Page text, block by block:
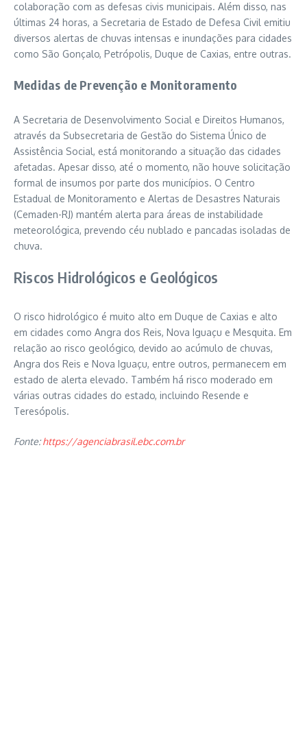
colaboração com as defesas civis municipais. Além disso, nas
últimas 24 horas, a Secretaria de Estado de Defesa Civil emitiu
diversos alertas de chuvas intensas e inundações para cidades
como São Gonçalo, Petrópolis, Duque de Caxias, entre outras.
Medidas de Prevenção e Monitoramento
A Secretaria de Desenvolvimento Social e Direitos Humanos,
através da Subsecretaria de Gestão do Sistema Único de
Assistência Social, está monitorando a situação das cidades
afetadas. Apesar disso, até o momento, não houve solicitação
formal de insumos por parte dos municípios. O Centro
Estadual de Monitoramento e Alertas de Desastres Naturais
(Cemaden-RJ) mantém alerta para áreas de instabilidade
meteorológica, prevendo céu nublado e pancadas isoladas de
chuva.
Riscos Hidrológicos e Geológicos
O risco hidrológico é muito alto em Duque de Caxias e alto
em cidades como Angra dos Reis, Nova Iguaçu e Mesquita. Em
relação ao risco geológico, devido ao acúmulo de chuvas,
Angra dos Reis e Nova Iguaçu, entre outros, permanecem em
estado de alerta elevado. Também há risco moderado em
várias outras cidades do estado, incluindo Resende e
Teresópolis.
Fonte:https://agenciabrasil.ebc.com.br